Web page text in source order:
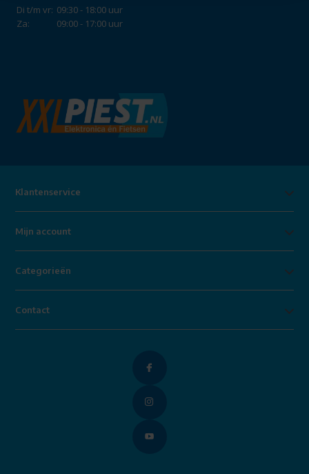
Di t/m vr: 09:30 - 18:00 uur
Za:
09:00 - 17:00 uur
Klantenservice
Mijn account
Categorieën
Contact